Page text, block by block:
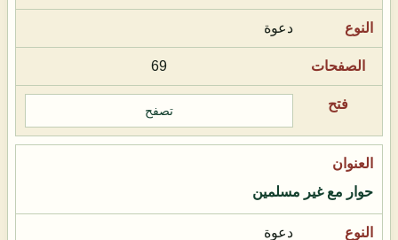
دعوة
69
تصفح
حوار مع غير مسلمين
دعوة